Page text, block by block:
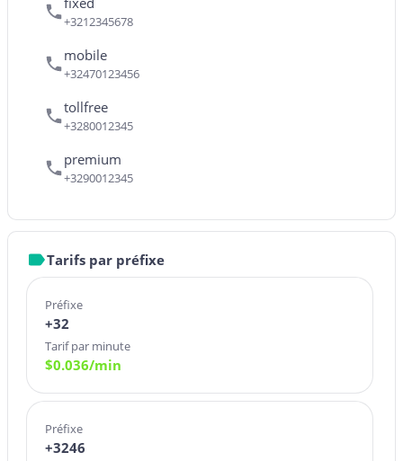
+3212345678
mobile
+32470123456
tollfree
+3280012345
premium
+3290012345
Tarifs par préfixe
Préfixe
+32
Tarif par minute
$0.036/min
Préfixe
+3246